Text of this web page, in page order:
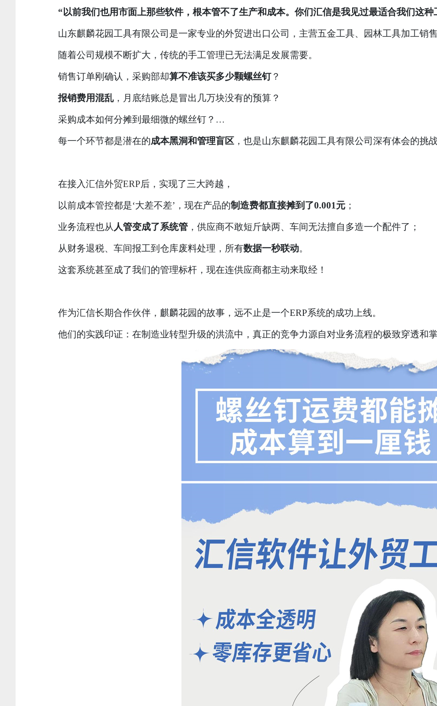
“以前我们也用市面上那些软件，根本管不了生产和成本。你们汇信是我见过最适合我们这种
山东麒麟花园工具有限公司是一家专业的外贸进出口公司，主营五金工具、园林工具加工销
随着公司规模不断扩大，传统的手工管理已无法满足发展需要。
销售订单刚确认，采购部却算不准该买多少颗螺丝钉？
报销费用混乱，月底结账总是冒出几万块没有的预算？
采购成本如何分摊到最细微的螺丝钉？…
每一个环节都是潜在的成本黑洞和管理盲区 ，也是山东麒麟花园工具有限公司深有体会的挑
在接入汇信外贸ERP后，实现了三大跨越，
以前成本管控都是‘大差不差’，现在产品的制造费都直接摊到了0.001元 ；
业务流程也从 人管变成了系统管 ，供应商不敢短斤缺两、车间无法擅自多造一个配件了；
从财务退税、车间报工到仓库废料处理，所有数据一秒联动。
这套系统甚至成了我们的管理标杆，现在连供应商都主动来取经！
作为汇信长期合作伙伴，麒麟花园的故事，远不止是一个ERP系统的成功上线。
他们的实践印证：在制造业转型升级的洪流中，真正的竞争力源自对业务流程的极致穿透和